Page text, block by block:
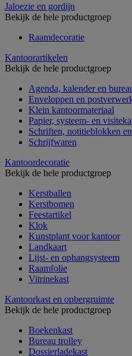
Jaloezie en gordijn
Bekijk de hele productgroep
Raamdecoratie
Kantoorartikelen
Bekijk de hele productgroep
Agenda, kalender en
Enveloppen en
Klein kantoormateriaal
Papier, systeem- en
Schriften, notitieblokken
Schrijfwaren
Kantoordecoratie
Bekijk de hele productgroep
Kerstballen
Kerstbomen
Feestartikel
Klok
Kunstplant voor kantoor
Landkaart
Lijst- en ophangsysteem
Raamfolie
Vitrinekast
Kantoorkast en opbergruimte
Bekijk de hele productgroep
Boekenkast
Bureau trolley
Dossierladekast